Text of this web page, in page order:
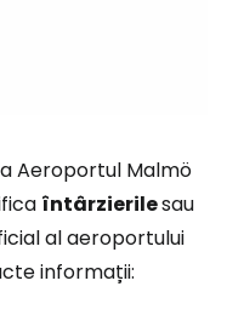
Aeroportul Malmö
întârzierilesau
al aeroportului
informații: